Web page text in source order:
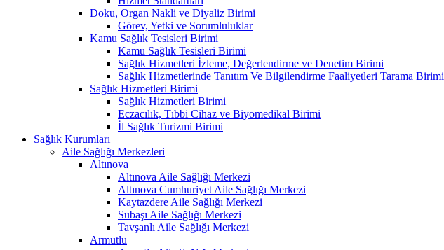
Doku, Organ Nakli ve Diyaliz Birimi
Görev, Yetki ve Sorumluluklar
Kamu Sağlık Tesisleri Birimi
Kamu Sağlık Tesisleri Birimi
Sağlık Hizmetleri İzleme, Değerlendirme ve Denetim Birimi
Sağlık Hizmetlerinde Tanıtım Ve Bilgilendirme Faaliyetleri Tarama Birimi
Sağlık Hizmetleri Birimi
Sağlık Hizmetleri Birimi
Eczacılık, Tıbbi Cihaz ve Biyomedikal Birimi
İl Sağlık Turizmi Birimi
Sağlık Kurumları
Aile Sağlığı Merkezleri
Altınova
Altınova Aile Sağlığı Merkezi
Altınova Cumhuriyet Aile Sağlığı Merkezi
Kaytazdere Aile Sağlığı Merkezi
Subaşı Aile Sağlığı Merkezi
Tavşanlı Aile Sağlığı Merkezi
Armutlu